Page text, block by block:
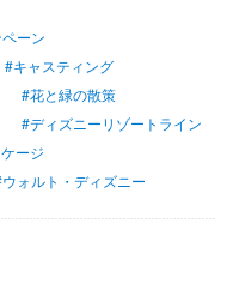
ーン
#キャスティング
#花と緑の散策
#ディズニーリゾートライン
ージ
ォルト・ディズニー